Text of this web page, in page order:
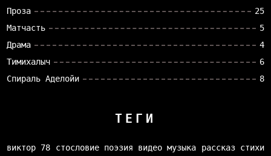
Проза
25
Матчасть
5
Драма
4
Тимихалыч
6
Спираль Аделойи
8
ТЕГИ
виктор 78 стословие поэзия видео музыка рассказ стихи